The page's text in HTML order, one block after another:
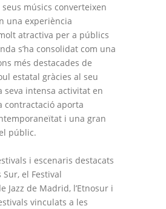
músics converteixen
una experiència
atractiva per a públics
s’ha consolidat com una
més destacades de
estatal gràcies al seu
seva intensa activitat en
contractació aporta
i una gran
públic.
i escenaris destacats
el Festival
Jazz de Madrid, l’Etnosur i
vinculats a les